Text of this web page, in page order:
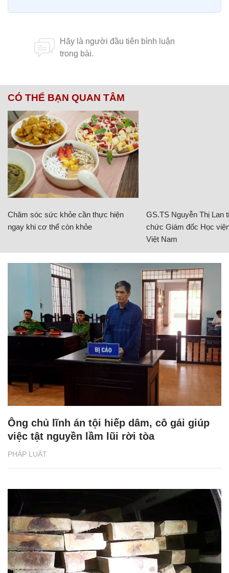
CÓ THỂ BẠN QUAN TÂM
Chăm sóc sức khỏe cần thực hiện
ngay khi cơ thể còn khỏe
GS.TS Nguyễn Thị Lan
chức Giám đốc Học
Việt Nam
PHÁP LUẬT
Ông chủ lĩnh án tội hiếp dâm, cô gái giúp
việc tật nguyền lầm lũi rời tòa